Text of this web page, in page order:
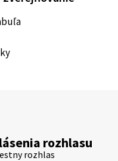
rozhlasu
rozhlas